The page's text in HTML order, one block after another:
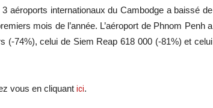
aéroports internationaux du Cambodge a baissé de
mois de l’année. L’aéroport de Phnom Penh a
(-74%), celui de Siem Reap 618 000 (-81%) et celui
vous en cliquant ici.